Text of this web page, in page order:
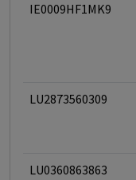
IE0009HF1MK9
LU2873560309
LU0360863863